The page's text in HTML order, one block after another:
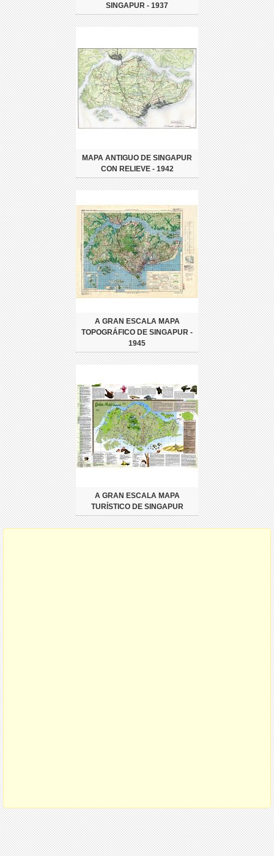
SINGAPUR - 1937
MAPA ANTIGUO DE SINGAPUR
CON RELIEVE - 1942
A GRAN ESCALA MAPA
TOPOGRÁFICO DE SINGAPUR -
1945
A GRAN ESCALA MAPA
TURÍSTICO DE SINGAPUR